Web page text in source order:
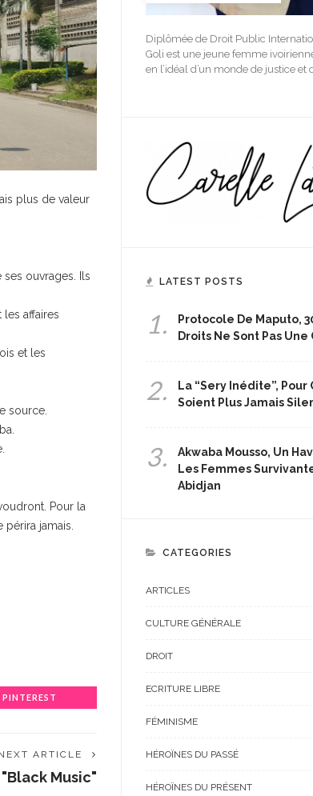
plus de valeur
ouvrages. Ils
les affaires
et les
source.
Pour la
jamais.
PINTEREST
ARTICLE
Music"
Diplômée de Droit Public
Goli est une jeune femme
en l’idéal d’un monde de justice et
LATEST POSTS
1.
Protocole De Maputo,
Droits Ne Sont Pas Une
2.
La “Sery Inédite”, Pour
Soient Plus Jamais
3.
Akwaba Mousso, Un
Les Femmes
Abidjan
CATEGORIES
ARTICLES
CULTURE GÉNÉRALE
DROIT
ECRITURE LIBRE
FÉMINISME
HÉROÏNES DU PASSÉ
HÉROÏNES DU PRÉSENT